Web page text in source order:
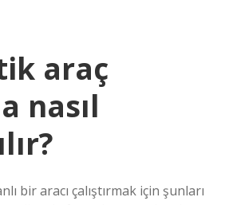
araç
nasıl
bir aracı çalıştırmak için şunları